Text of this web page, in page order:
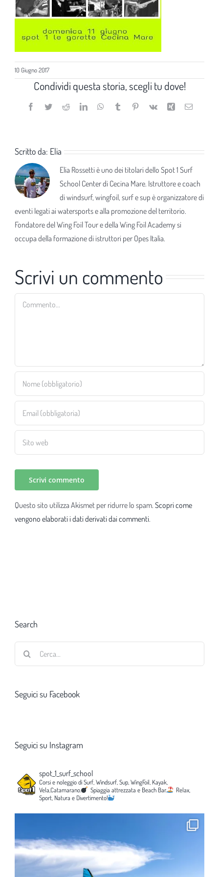
10 Giugno 2017
Condividi questa storia, scegli tu dove!
Facebook
TwitterRedditLinkedInWhatsApp
TumblrPinterest
Vk Xing Email
Scritto da: Elia
Elia Rossetti è uno dei titolari dello Spot 1 Surf
School Center di Cecina Mare. Istruttore e coach
di windsurf, wingfoil, surf e sup è organizzatore di
eventi legati ai watersports e alla promozione del territorio.
Fondatore del Wing Foil Tour e della Wing Foil Academy si
occupa della formazione di istruttori per Opes Italia.
Scrivi un commento
Commento
Questo sito utilizza Akismet per ridurre lo spam. Scopri come
vengono elaborati i dati derivati dai commenti.
Search
Seguici su Facebook
Seguici su Instagram
spot_1_surf_school
Corsi e noleggio di Surf, Windsurf, Sup, WingFoil, Kayak,
Vela,Catamarano.
Spiaggia attrezzata e Beach Bar.
Relax,
Sport, Natura e Divertimento!